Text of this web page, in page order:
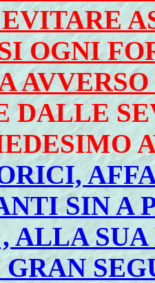
OGNI
DALLE
SIN A
ALLA SUA